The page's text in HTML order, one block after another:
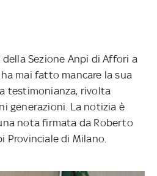
Sezione Anpi di Affori a
mai fatto mancare la sua
testimonianza, rivolta
generazioni. La notizia è
nota firmata da Roberto
Provinciale di Milano.